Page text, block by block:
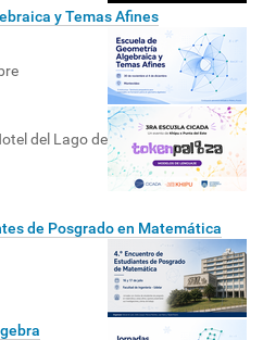
y Temas Afines
del Lago de
de Posgrado en Matemática